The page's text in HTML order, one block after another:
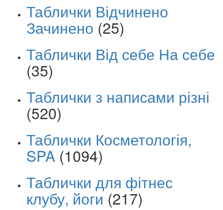
Таблички Відчинено
Зачинено (25)
Таблички Від себе На себе
(35)
Таблички з написами різні
(520)
Таблички Косметологія,
SPA (1094)
Таблички для фітнес
клубу, йоги (217)